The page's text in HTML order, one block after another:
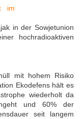
in der Sowjetunion
hochradioaktiven
mit hohem Risiko
Ekodefens hält es
wiederholt da
und 60% der
seit langem